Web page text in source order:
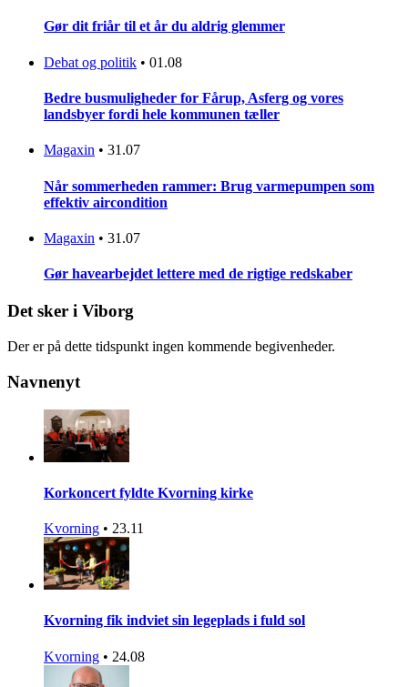
Gør dit friår til et år du aldrig glemmer
Debat og politik • 01.08
Bedre busmuligheder for Fårup, Asferg og vores
landsbyer fordi hele kommunen tæller
Magaxin • 31.07
Når sommerheden rammer: Brug varmepumpen som
effektiv aircondition
Magaxin • 31.07
Gør havearbejdet lettere med de rigtige redskaber
Det sker i Viborg
Der er på dette tidspunkt ingen kommende begivenheder.
Navnenyt
Korkoncert fyldte Kvorning kirke
Kvorning • 23.11
Kvorning fik indviet sin legeplads i fuld sol
Kvorning • 24.08